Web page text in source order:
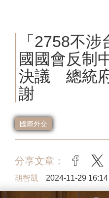
「2758不
國國會反制
決議 總統
謝
國際外交
分享文章：
胡智凱 2024-11-29 16:14